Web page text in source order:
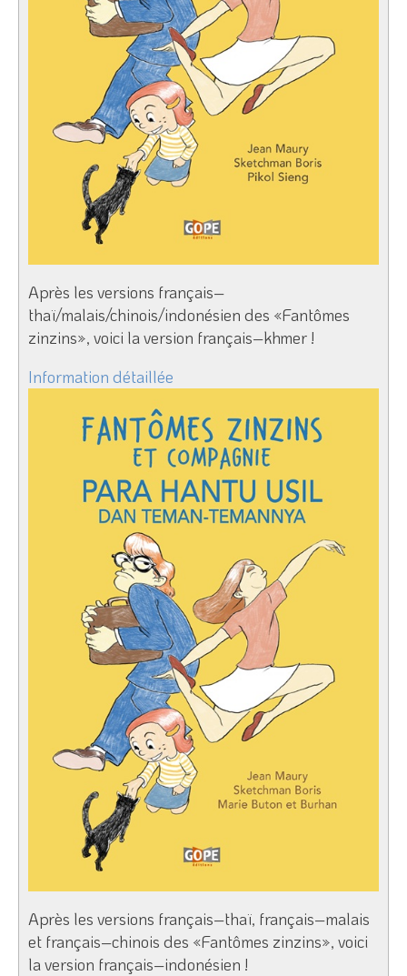
Après les versions français–
thaï/malais/chinois/indonésien des «Fantômes
zinzins», voici la version français–khmer !
Information détaillée
Après les versions français–thaï, français–malais
et français–chinois des «Fantômes zinzins», voici
la version français–indonésien !